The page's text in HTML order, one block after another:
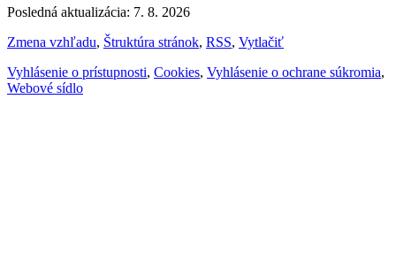
Posledná aktualizácia: 7. 8. 2026
Zmena vzhľadu, Štruktúra stránok, RSS, Vytlačiť
Vyhlásenie o prístupnosti, Cookies, Vyhlásenie o ochrane súkromia,
Webové sídlo